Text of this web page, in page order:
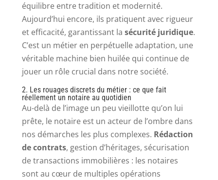
équilibre entre tradition et modernité.
Aujourd’hui encore, ils pratiquent avec rigueur
et efficacité, garantissant la sécurité juridique.
C’est un métier en perpétuelle adaptation, une
véritable machine bien huilée qui continue de
jouer un rôle crucial dans notre société.
2. Les rouages discrets du métier : ce que fait
réellement un notaire au quotidien
Au-delà de l’image un peu vieillotte qu’on lui
prête, le notaire est un acteur de l’ombre dans
nos démarches les plus complexes. Rédaction
de contrats, gestion d’héritages, sécurisation
de transactions immobilières : les notaires
sont au cœur de multiples opérations